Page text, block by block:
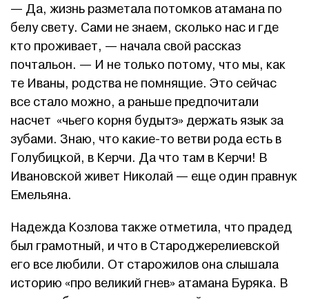
— Да, жизнь разметала потомков атамана по
белу свету. Сами не знаем, сколько нас и где
кто проживает, — начала свой рассказ
почтальон. — И не только потому, что мы, как
те Иваны, родства не помнящие. Это сейчас
все стало можно, а раньше предпочитали
насчет «чьего корня будытэ» держать язык за
зубами. Знаю, что какие-то ветви рода есть в
Голубицкой, в Керчи. Да что там в Керчи! В
Ивановской живет Николай — еще один правнук
Емельяна.
Надежда Козлова также отметила, что прадед
был грамотный, и что в Староджерелиевской
его все любили. От старожилов она слышала
историю «про великий гнев» атамана Буряка. В